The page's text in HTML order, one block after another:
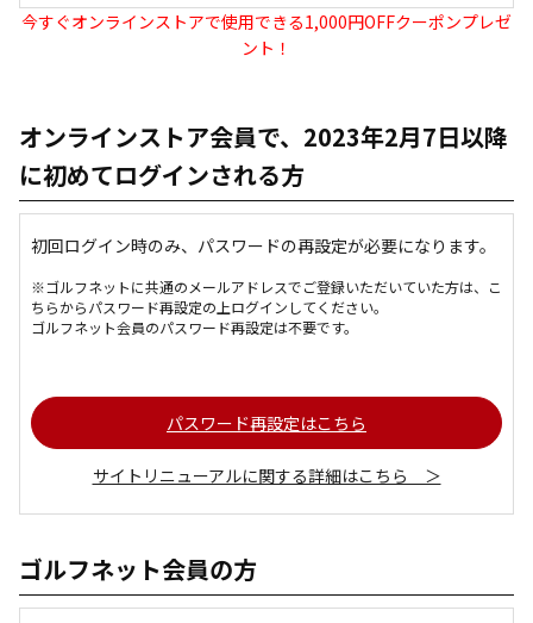
今すぐオンラインストアで使用できる1,000円OFFクーポンプレゼ
ント！
オンラインストア会員で、2023年2月7日以降
に初めてログインされる方
初回ログイン時のみ、パスワードの再設定が必要になります。
※ゴルフネットに共通のメールアドレスでご登録いただいていた方は、こ
ちらからパスワード再設定の上ログインしてください。
ゴルフネット会員のパスワード再設定は不要です。
パスワード再設定はこちら
サイトリニューアルに関する詳細はこちら ＞
ゴルフネット会員の方